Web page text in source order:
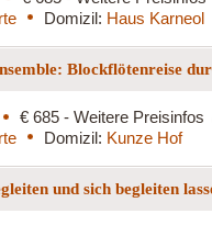
Domizil: Haus Karneol
Blockflötenreise
€ 685 - Weitere Preisinfos
Domizil: Kunze Hof
und sich begleiten